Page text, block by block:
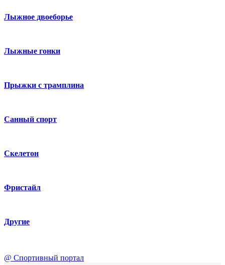
Лыжное двоеборье
Лыжные гонки
Прыжки с трамплина
Санный спорт
Скелетон
Фристайл
Другие
@ Спортивный портал